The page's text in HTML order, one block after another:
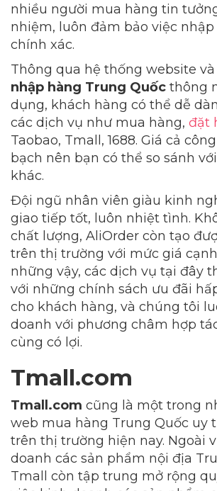
nhiều người mua hàng tin
nhiệm, luôn đảm bảo việc
chính xác.
Thông qua hệ thống website và
nhập hàng Trung Quốc thông
dụng, khách hàng có thể dễ
các dịch vụ như mua hàng, đặt
Taobao, Tmall, 1688. Giá cả
bạch nên bạn có thể so sánh
khác.
Đội ngũ nhân viên giàu kinh
giao tiếp tốt, luôn nhiệt tình.
chất lượng, AliOrder còn tạo
trên thị trường với mức giá
những vậy, các dịch vụ tại đây
với những chính sách ưu đãi
cho khách hàng, và chúng tôi
doanh với phương châm hợp
cùng có lợi.
Tmall.com
Tmall.com cũng là một trong
web mua hàng Trung Quốc uy
trên thị trường hiện nay. Ngoài
doanh các sản phẩm nội địa
Tmall còn tập trung mở rộng